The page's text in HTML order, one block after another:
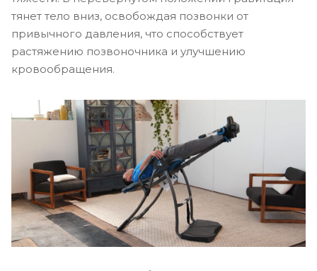
тянет тело вниз, освобождая позвонки от
привычного давления, что способствует
растяжению позвоночника и улучшению
кровообращения.